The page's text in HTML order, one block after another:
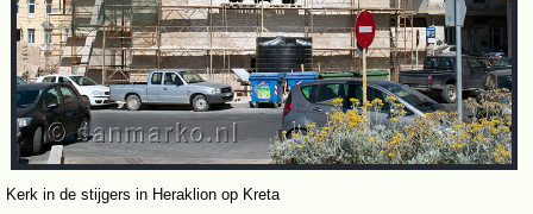
Kerk in de stijgers in Heraklion op Kreta